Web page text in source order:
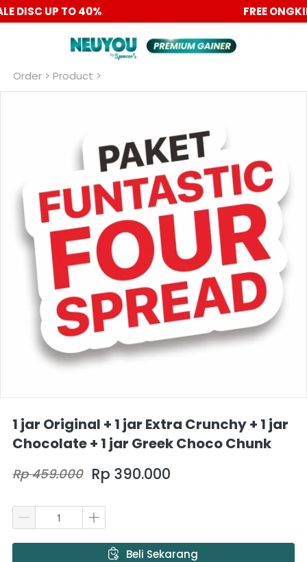
PROMO 6.6 BIG SALE DISC UP TO 40%
Order > Product >
1 jar Original + 1 jar Extra Crunchy + 1 jar
Chocolate + 1 jar Greek Choco Chunk
Rp 459.000 Rp 390.000
` Beli Sekarang